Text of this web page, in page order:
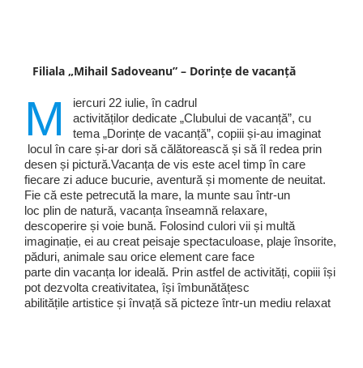
Filiala „Mihail Sadoveanu” – Dorințe de vacanță
M
iercuri 22 iulie, în cadrul
activităților dedicate „Clubului de vacanță”, cu
tema „Dorințe de vacanță”, copiii și-au imaginat
locul în care și-ar dori să călătorească și să îl redea prin
desen și pictură.Vacanța de vis este acel timp în care
fiecare zi aduce bucurie, aventură și momente de neuitat.
Fie că este petrecută la mare, la munte sau într-un
loc plin de natură, vacanța înseamnă relaxare,
descoperire și voie bună. Folosind culori vii și multă
imaginație, ei au creat peisaje spectaculoase, plaje însorite,
păduri, animale sau orice element care face
parte din vacanța lor ideală. Prin astfel de activități, copiii își
pot dezvolta creativitatea, își îmbunătățesc
abilitățile artistice și învață să picteze într-un mediu relaxat